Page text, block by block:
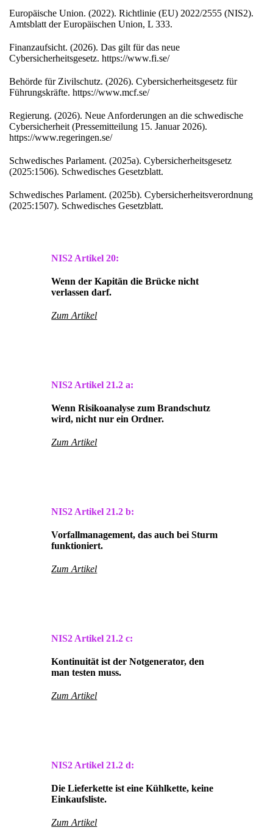
Europäische Union. (2022). Richtlinie (EU) 2022/2555 (NIS2).
Amtsblatt der Europäischen Union, L 333.
Finanzaufsicht. (2026). Das gilt für das neue
Cybersicherheitsgesetz. https://www.fi.se/
Behörde für Zivilschutz. (2026). Cybersicherheitsgesetz für
Führungskräfte. https://www.mcf.se/
Regierung. (2026). Neue Anforderungen an die schwedische
Cybersicherheit (Pressemitteilung 15. Januar 2026).
https://www.regeringen.se/
Schwedisches Parlament. (2025a). Cybersicherheitsgesetz
(2025:1506). Schwedisches Gesetzblatt.
Schwedisches Parlament. (2025b). Cybersicherheitsverordnung
(2025:1507). Schwedisches Gesetzblatt.
NIS2 Artikel 20:
Wenn der Kapitän die Brücke nicht
verlassen darf.
Zum Artikel
NIS2 Artikel21.2 a:
Wenn Risikoanalyse zum Brandschutz
wird, nicht nur ein Ordner.
Zum Artikel
NIS2 Artikel21.2 b:
Vorfallmanagement, das auch bei Sturm
funktioniert.
Zum Artikel
NIS2 Artikel21.2 c:
Kontinuität ist der Notgenerator, den
man testen muss.
Zum Artikel
NIS2 Artikel21.2 d:
Die Lieferkette ist eine Kühlkette, keine
Einkaufsliste.
Zum Artikel